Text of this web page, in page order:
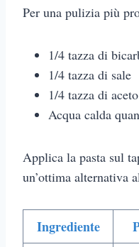
Per una pulizia più
1/4 tazza di
1/4 tazza di sale
1/4 tazza di
Acqua calda
Applica la pasta sul
un’ottima alternativa
Ingrediente